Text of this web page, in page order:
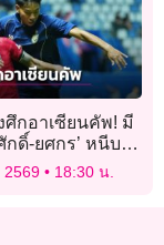
ศึกอาเซียนคัพ! มี
กดิ์-ยศกร’ หนีบ
3 ‘ชวัลย์วิทย์’
2569 18:30 น.